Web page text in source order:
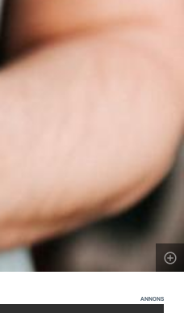
ANNONS